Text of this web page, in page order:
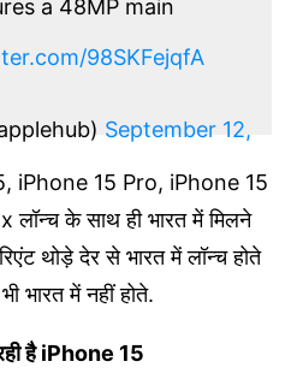
a 48MP main
98SKFejqfA
September 12,
iPhone 15 Pro, iPhone 15
के साथ ही भारत में मिलने
थोड़े देर से भारत में लॉन्च होते
भारत में नहीं होते.
रही है iPhone 15